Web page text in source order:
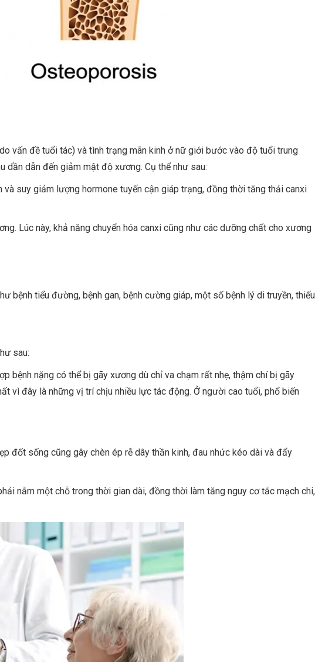
vấn đề tuổi tác) và tình trạng mãn kinh ở nữ giới bước vào độ tuổi trung
dần dẫn đến giảm mật độ xương. Cụ thể như sau:
suy giảm lượng hormone tuyến cận giáp trạng, đồng thời tăng thải canxi
Lúc này, khả năng chuyển hóa canxi cũng như các dưỡng chất cho xương
bệnh tiểu đường, bệnh gan, bệnh cường giáp, một số bệnh lý di truyền, thiếu
sau:
bệnh nặng có thể bị gãy xương dù chỉ va chạm rất nhẹ, thậm chí bị gãy
vì đây là những vị trí chịu nhiều lực tác động. Ở người cao tuổi, phổ biến
đốt sống cũng gây chèn ép rễ dây thần kinh, đau nhức kéo dài và đẩy
nằm một chỗ trong thời gian dài, đồng thời làm tăng nguy cơ tắc mạch chi,